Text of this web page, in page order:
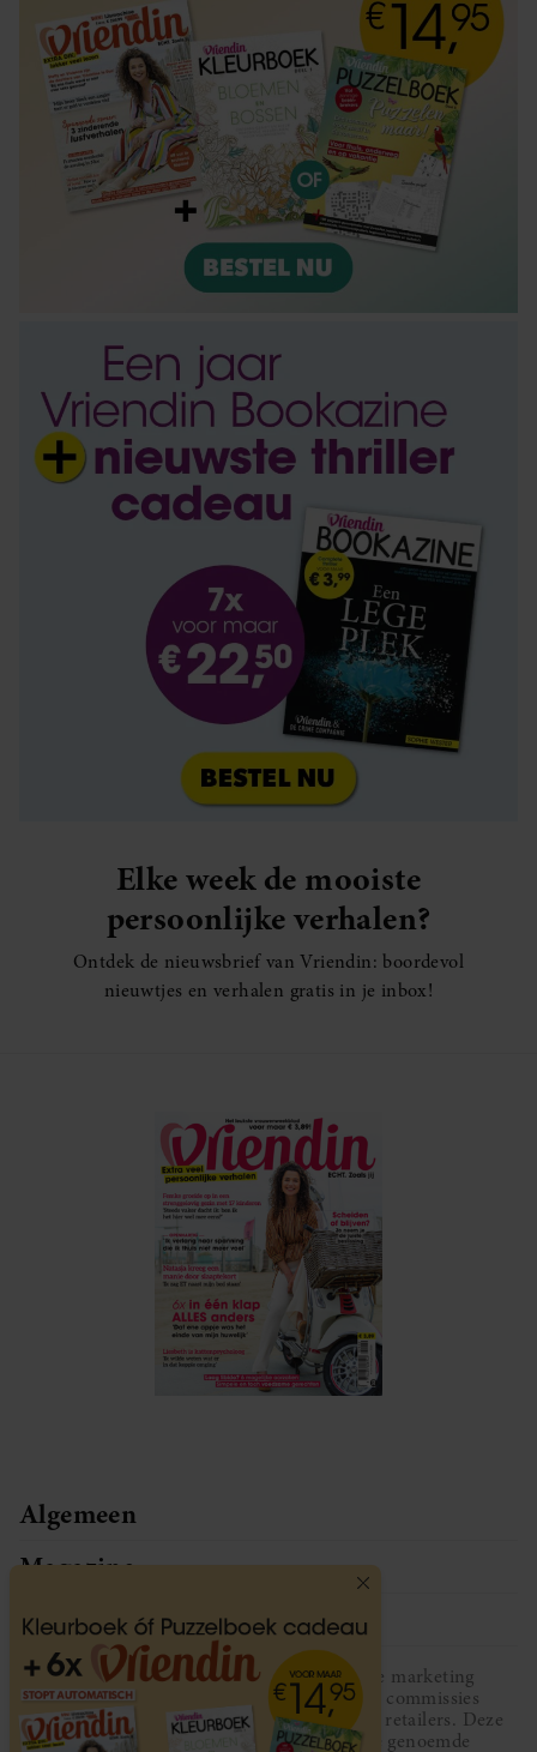
partners kunnen deze gegevens combineren met andere
informatie die u aan ze heeft verstrekt of die ze hebben
verzameld op basis van uw gebruik van hun services. U
gaat akkoord met onze cookies als u onze website blijft
gebruiken.
Elke week de mooiste
persoonlijke verhalen?
Ontdek de nieuwsbrief van Vriendin: boordevol
nieuwtjes en verhalen gratis in je inbox!
Algemeen
Magazine
Service
Vriendin participeert in diverse affiliate marketing
programma’s, dat houdt in dat Vriendin commissies
ontvangt voor aankopen middels links van retailers. Deze
website wordt niet gesponsord door de genoemde